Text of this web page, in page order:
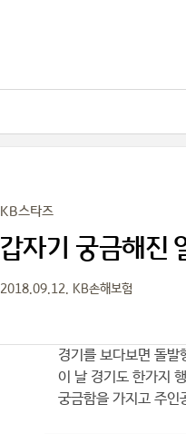
KB스타즈
갑자기 궁금해진
2018.09.12. KB손해보험
경기를 보다보면 돌발
이 날 경기도 한가지
궁금함을 가지고 주인